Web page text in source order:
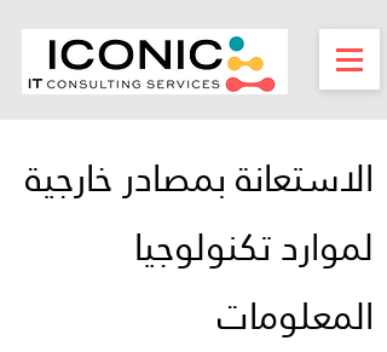
الاستعانة بمصادر خارجية
لموارد تكنولوجيا
المعلومات